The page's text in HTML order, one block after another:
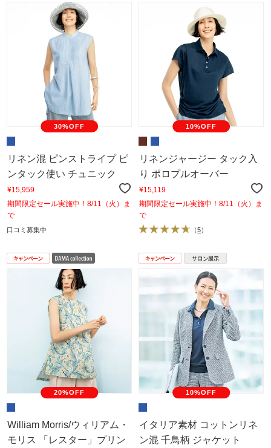
30%OFF
リネン混 ピンストライプ ピ
ンタック使い チュニック
¥15,959
期間限定セール実施中！8/11（火）ま
で
口コミ募集中
10%OFF
リネンジャージー タック入
り ポロプルオーバー
¥15,119
期間限定セール実施中！8/11（火）ま
で
（5）
20%OFF
William Morris/ウィリアム・
モリス 「レスター」プリン
10%OFF
イタリア素材 コットンリネ
ン混 千鳥柄 ジャケット